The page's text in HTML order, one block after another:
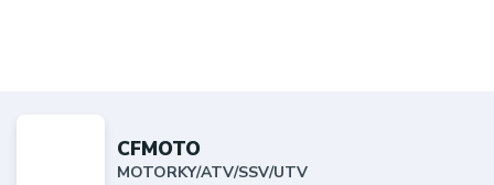
CFMOTO
MOTORKY/ATV/SSV/UTV